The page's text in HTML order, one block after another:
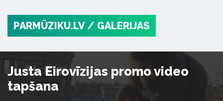
PARMŪZIKU.LV / GALERIJAS
Justa Eirovīzijas promo video
tapšana